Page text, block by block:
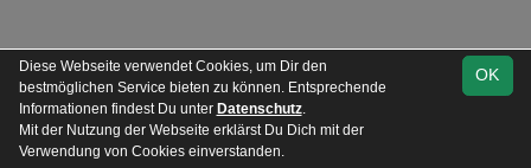
OK
Diese Webseite verwendet Cookies, um Dir den
bestmöglichen Service bieten zu können. Entsprechende
Informationen findest Du unter Datenschutz.
Mit der Nutzung der Webseite erklärst Du Dich mit der
Verwendung von Cookies einverstanden.